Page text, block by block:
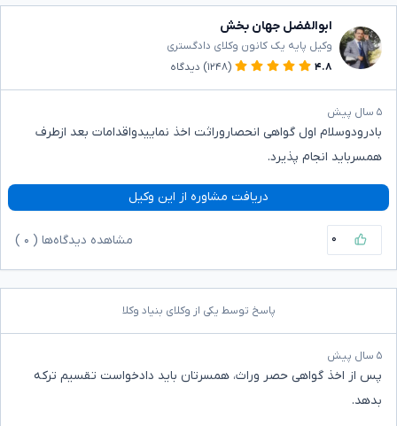
ابوالفضل جهان بخش
وکیل پایه یک کانون وکلای دادگستری
۴.۸
(۱۲۴۸) دیدگاه
۵ سال پیش
بادرودوسلام اول گواهی انحصاروراثت اخذ نماییدواقدامات بعد ازطرف
همسرباید انجام پذیرد.
دریافت مشاوره از این وکیل
۰ مشاهده دیدگاه‌ها ( ۰
پاسخ توسط یکی از وکلای بنیاد وکلا
۵ سال پیش
پس از اخذ گواهی حصر وراث، همسرتان باید دادخواست تقسیم ترکه
بدهد.